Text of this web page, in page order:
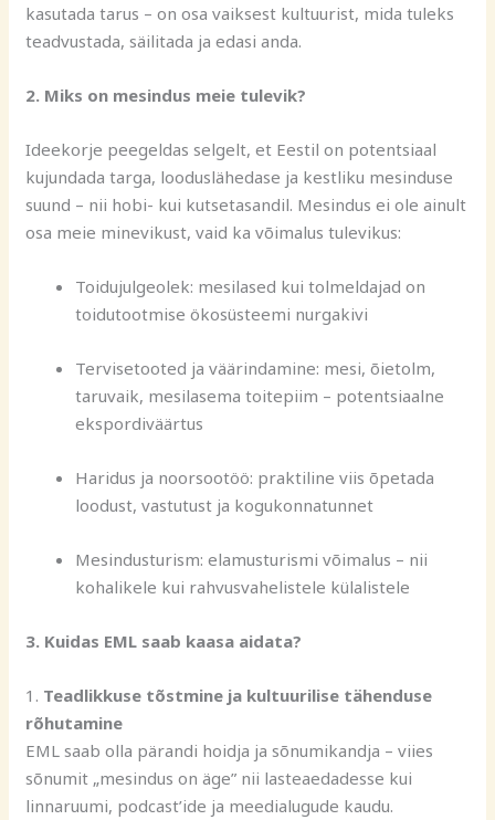
kasutada tarus – on osa vaiksest kultuurist, mida tuleks
teadvustada, säilitada ja edasi anda.
2. Miks on mesindus meie tulevik?
Ideekorje peegeldas selgelt, et Eestil on potentsiaal
kujundada targa, looduslähedase ja kestliku mesinduse
suund – nii hobi- kui kutsetasandil. Mesindus ei ole ainult
osa meie minevikust, vaid ka võimalus tulevikus:
Toidujulgeolek: mesilased kui tolmeldajad on
toidutootmise ökosüsteemi nurgakivi
Tervisetooted ja väärindamine: mesi, õietolm,
taruvaik, mesilasema toitepiim – potentsiaalne
ekspordiväärtus
Haridus ja noorsootöö: praktiline viis õpetada
loodust, vastutust ja kogukonnatunnet
Mesindusturism: elamusturismi võimalus – nii
kohalikele kui rahvusvahelistele külalistele
3. Kuidas EML saab kaasa aidata?
1. Teadlikkuse tõstmine ja kultuurilise tähenduse
rõhutamine
EML saab olla pärandi hoidja ja sõnumikandja – viies
sõnumit „mesindus on äge” nii lasteaedadesse kui
linnaruumi, podcast’ide ja meedialugude kaudu.